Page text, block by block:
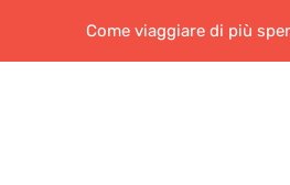
Come viaggiare di più